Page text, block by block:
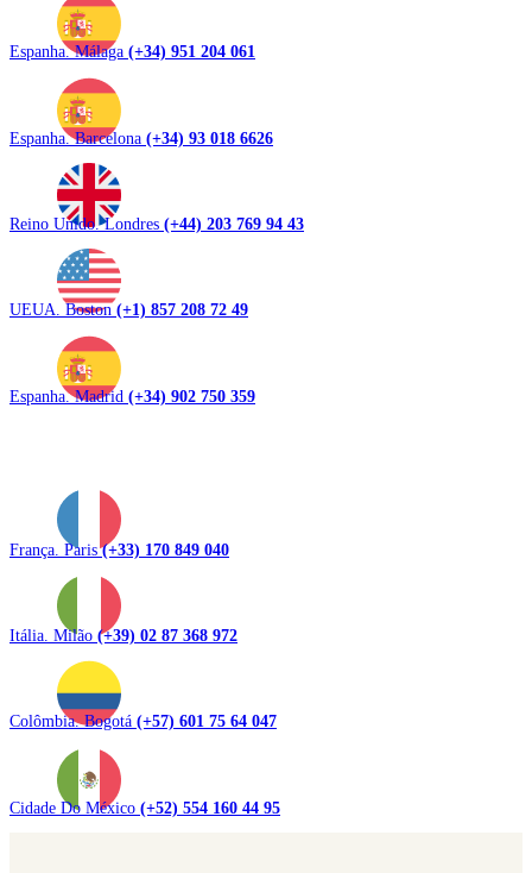
Espanha. Málaga (+34) 951 204 061
Espanha. Barcelona (+34) 93 018 6626
Reino Unido. Londres (+44) 203 769 94 43
UEUA. Boston(+1) 857 208 72 49
Espanha. Madrid (+34) 902 750 359
França. Paris(+33) 170 849 040
Itália. Milão (+39) 02 87 368 972
Colômbia. Bogotá (+57) 601 75 64 047
Cidade Do México (+52) 554 160 44 95